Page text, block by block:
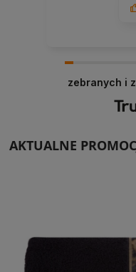
zebranych i
AKTUALNE